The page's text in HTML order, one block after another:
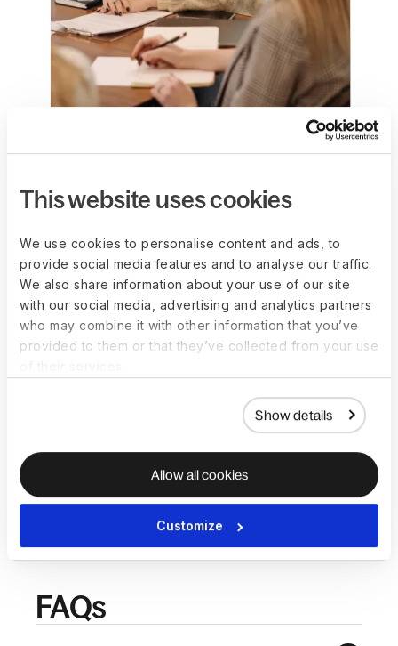
This website uses cookies
We use cookies to personalise content and ads, to
provide social media features and to analyse our traffic.
We also share information about your use of our site
with our social media, advertising and analytics partners
who may combine it with other information that you’ve
provided to them or that they’ve collected from your use
Show details
Allow all cookies
Customize
Globale HR-
funktioner
og operationer på tværs af mere end 150 lande.
Organisationsoversigt til at se teams og
struktur
Jobarkitektur til at definere roller og
niveauer
Granulære roller, tilladelser og
Dokumentstyring for filer og anmodninger
Fravær, orlovspolitikker og tidsregistrering
FAQs